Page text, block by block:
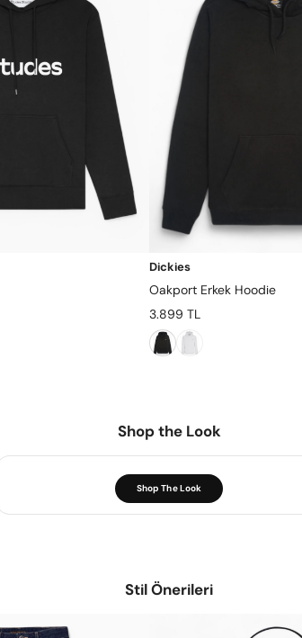
Dickies
Oakport Erkek Hoodie
3.899 TL
Shop the Look
Shop The Look
Stil Önerileri